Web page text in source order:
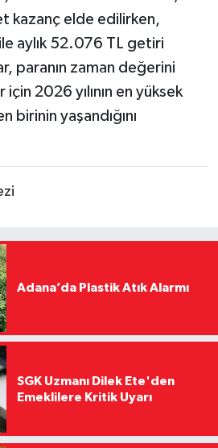
kazanç elde edilirken,
aylık 52.076 TL getiri
paranın zaman değerini
2026 yılının en yüksek
yaşandığını
Adana’da Plastik Atık Alarmı
SGK Uzmanı Dilek Ete'den
Emeklilere Kritik Uyarı